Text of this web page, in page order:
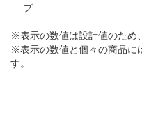
プ
※表示の数値は設計値のため
※表示の数値と個々の商品に
す。